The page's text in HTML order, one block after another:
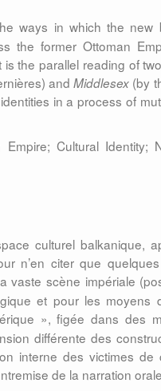
ways in which the new
the former Ottoman
is the parallel reading of
andMiddlesex (by
in a process of
Cultural Identity;
culturel balkanique,
n’en citer que
vaste scène impériale
et pour les moyens
», figée dans des
différente des
interne des victimes
de la narration